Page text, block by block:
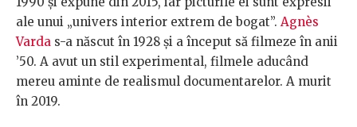
ale unui „univers interior extrem de bogat”. Agnès
Varda s-a născut în 1928 și a început să filmeze în anii
’50. A avut un stil experimental, filmele aducând
mereu aminte de realismul documentarelor. A murit
în 2019.